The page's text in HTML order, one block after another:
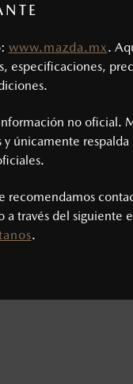
www.mazda.mx.
especificaciones,
no oficial.
únicamente respalda
recomendamos
a través del siguiente
.